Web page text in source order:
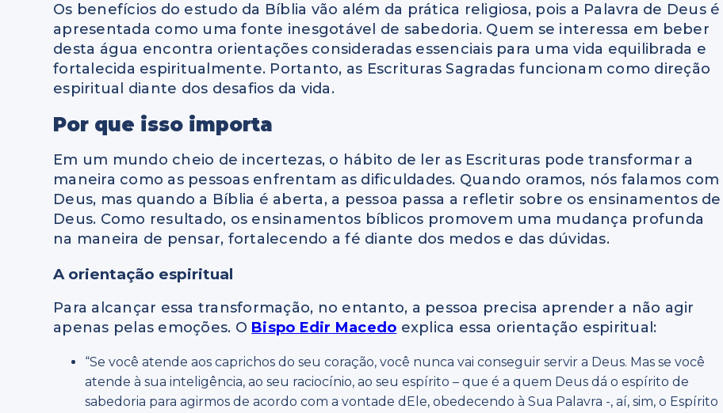
Os benefícios do estudo da Bíblia vão além da prática religiosa, pois a Palavra de Deus é
apresentada como uma fonte inesgotável de sabedoria. Quem se interessa em beber
desta água encontra orientações consideradas essenciais para uma vida equilibrada e
fortalecida espiritualmente. Portanto, as Escrituras Sagradas funcionam como direção
espiritual diante dos desafios da vida.
Por que isso importa
Em um mundo cheio de incertezas, o hábito de ler as Escrituras pode transformar a
maneira como as pessoas enfrentam as dificuldades. Quando oramos, nós falamos com
Deus, mas quando a Bíblia é aberta, a pessoa passa a refletir sobre os ensinamentos de
Deus. Como resultado, os ensinamentos bíblicos promovem uma mudança profunda
na maneira de pensar, fortalecendo a fé diante dos medos e das dúvidas.
A orientação espiritual
Para alcançar essa transformação, no entanto, a pessoa precisa aprender a não agir
apenas pelas emoções. O Bispo Edir Macedo explica essa orientação espiritual:
“Se você atende aos caprichos do seu coração, você nunca vai conseguir servir a Deus. Mas se você
atende à sua inteligência, ao seu raciocínio, ao seu espírito – que é a quem Deus dá o espírito de
sabedoria para agirmos de acordo com a vontade dEle, obedecendo à Sua Palavra -, aí, sim, o Espírito